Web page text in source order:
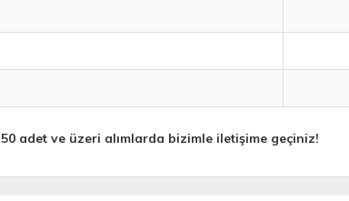
50 adet ve üzeri alımlarda bizimle iletişime geçiniz!